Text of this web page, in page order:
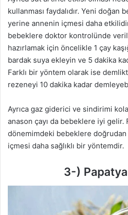
kullanması faydalıdır. Yeni doğan
yerine annenin içmesi daha
bebeklere doktor kontrolünde
hazırlamak için öncelikle 1 çay
bardak suya ekleyin ve 5 dakika
Farklı bir yöntem olarak ise
rezeneyi 10 dakika kadar
Ayrıca gaz giderici ve sindirimi
anason çayı da bebeklere iyi gelir.
dönemimdeki bebeklere
içmesi daha sağlıklı bir yöntemdir.
3-) Papatya